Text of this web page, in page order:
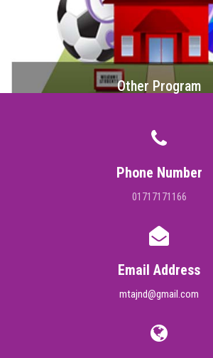
Other Program
Phone Number
01717171166
Email Address
mtajnd@gmail.com